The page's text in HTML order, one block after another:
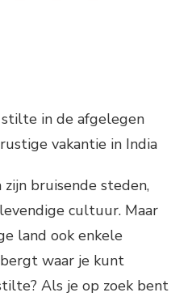
in de afgelegen
vakantie in India
bruisende steden,
cultuur. Maar
land ook enkele
waar je kunt
Als je op zoek bent